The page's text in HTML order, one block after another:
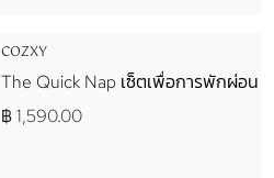
COZXY
The Quick Nap เซ็ตเพื่อการพักผ่อน
฿ 1,590.00